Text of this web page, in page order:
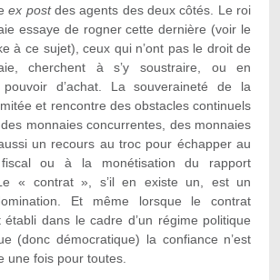
ex postdes agents des deux côtés. Le roi
essaye de rogner cette dernière (voir le
à ce sujet), ceux qui n’ont pas le droit de
cherchent à s’y soustraire, ou en
d’achat. La souveraineté de la
et rencontre des obstacles continuels
monnaies concurrentes, des monnaies
un recours au troc pour échapper au
fiscal ou à la monétisation du rapport
« contrat », s’il en existe un, est un
Et même lorsque le contrat
établi dans le cadre d’un régime politique
(donc démocratique) la confiance n’est
une fois pour toutes.